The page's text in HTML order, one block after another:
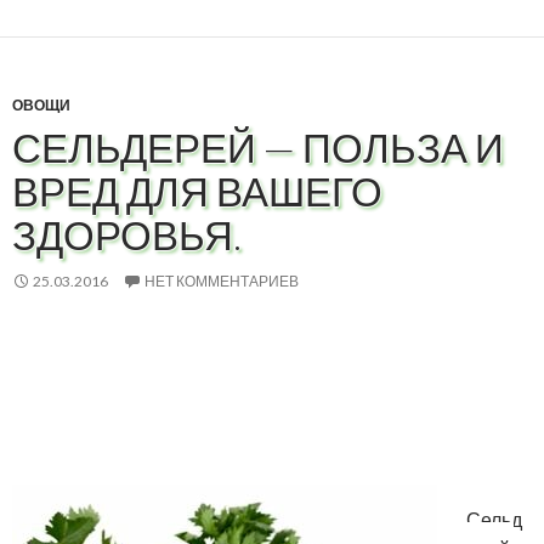
ОВОЩИ
СЕЛЬДЕРЕЙ — ПОЛЬЗА И
ВРЕД ДЛЯ ВАШЕГО
ЗДОРОВЬЯ.
25.03.2016 НЕТ КОММЕНТАРИЕВ
Сельд